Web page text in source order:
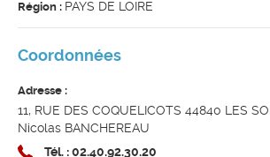
Région : PAYS DE LOIRE
Coordonnées
Adresse :
11, RUE DES COQUELICOTS 44840 LES
Nicolas BANCHEREAU
Tél. : 02.40.92.30.20